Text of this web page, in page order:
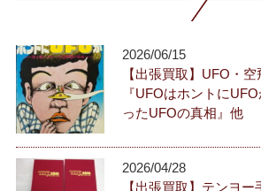
2026/06/15
【出張買取】UFO・
『UFOはホントに
ったUFOの真相』他
2026/04/28
【出張買取】テンヨ